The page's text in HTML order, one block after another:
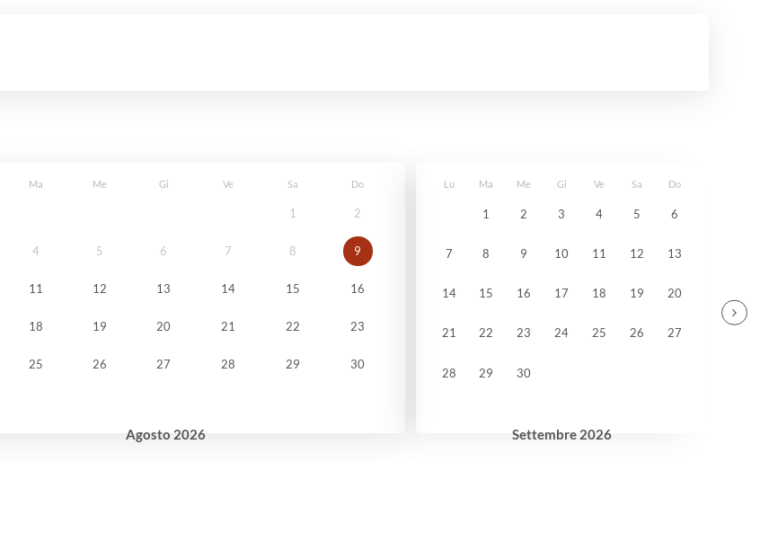
Agosto 2026
Ma Me Gi Ve Sa Do
1 2
4 5 6 7 8 9
11 12 13 14 15 16
18 19 20 21 22 23
25 26 27 28 29 30
Settembre 2026
Lu Ma Me Gi Ve Sa Do
1 2 3 4 5 6
7 8 9 10 11 12 13
14 15 16 17 18 19 20
21 22 23 24 25 26 27
28 29 30